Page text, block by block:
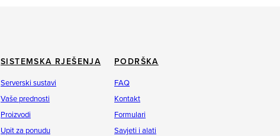
SISTEMSKA RJEŠENJA
Serverski sustavi
Vaše prednosti
Proizvodi
Upit za ponudu
PODRŠKA
FAQ
Kontakt
Formulari
Savjeti i alati